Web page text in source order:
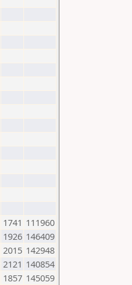
1741 111960
1926 146409
2015 142948
2121 140854
1857 145059